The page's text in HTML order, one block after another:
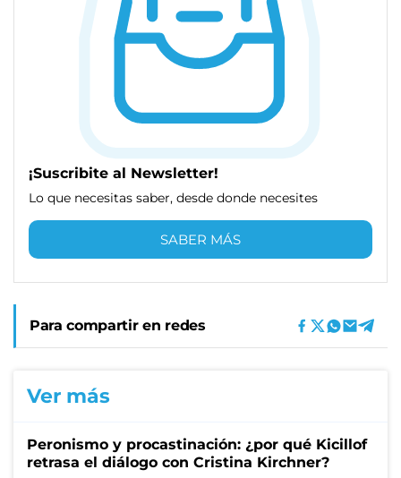
¡Suscribite al Newsletter!
Lo que necesitas saber, desde donde necesites
SABER MÁS
Para compartir en redes
Ver más
Peronismo y procastinación: ¿por qué Kicillof
retrasa el diálogo con Cristina Kirchner?